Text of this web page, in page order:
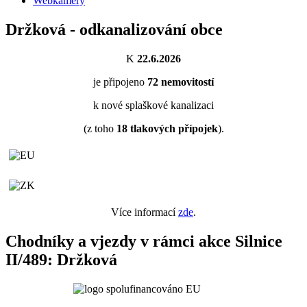
Držková - odkanalizování obce
K 22.6.2026
je připojeno 72 nemovitostí
k nové splaškové kanalizaci
(z toho 18tlakových přípojek).
Více informacízde.
Chodníky a vjezdy v rámci akce Silnice
II/489: Držková